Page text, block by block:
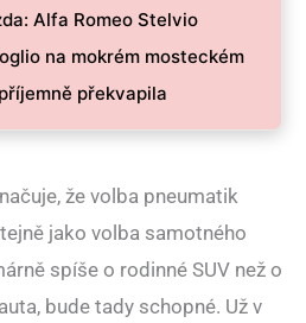
Alfa Romeo Stelvio
na mokrém mosteckém
překvapila
že volba pneumatik
jako volba samotného
spíše o rodinné SUV než o
bude tady schopné. Už v